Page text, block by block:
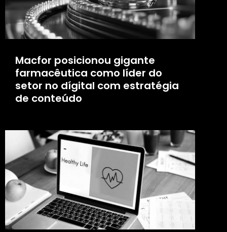
Macfor posicionou gigante
farmacêutica como líder do
setor no dígital com estratégia
de conteúdo